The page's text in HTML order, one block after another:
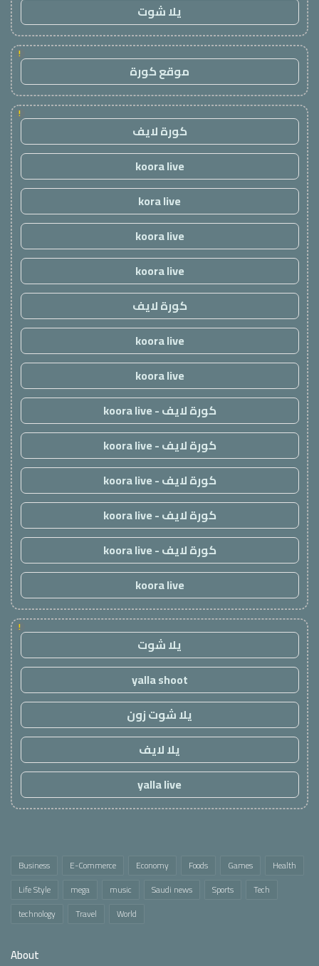
يلا شوت
!
موقع كورة
!
كورة لايف
koora live
kora live
koora live
koora live
كورة لايف
koora live
koora live
كورة لايف - koora live
كورة لايف - koora live
كورة لايف - koora live
كورة لايف - koora live
كورة لايف - koora live
koora live
!
يلا شوت
yalla shoot
يلا شوت زون
يلا لايف
yalla live
Business E-Commerce Economy Foods Games
Health
Life Style
mega music Saudi news Sports
Tech
technology
Travel World
About